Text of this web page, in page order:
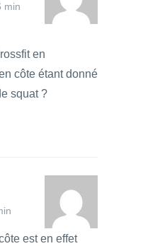
min
en
côte étant donné
squat ?
est en effet